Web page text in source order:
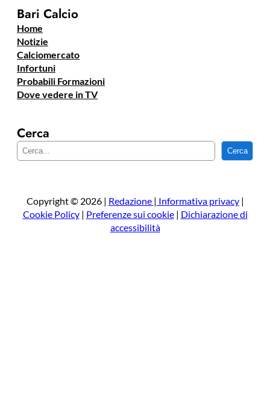
Bari Calcio
Home
Notizie
Calciomercato
Infortuni
Probabili Formazioni
Dove vedere in TV
Cerca
e
a
Cerca
Copyright © 2026 | Redazione | Informativa privacy|
Cookie Policy| Preferenze sui cookie| Dichiarazione di
accessibilità